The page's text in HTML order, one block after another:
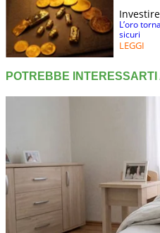
L’oro
sicuri
LEGGI